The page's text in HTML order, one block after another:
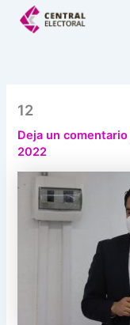
12
Deja un comentario
2022